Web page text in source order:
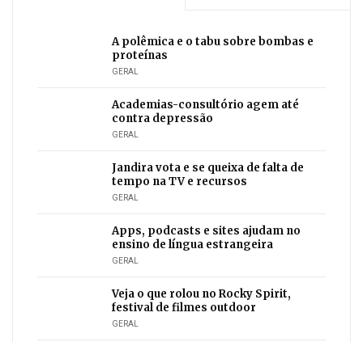
A polêmica e o tabu sobre bombas e
proteínas
GERAL
Academias-consultório agem até
contra depressão
GERAL
Jandira vota e se queixa de falta de
tempo na TV e recursos
GERAL
Apps, podcasts e sites ajudam no
ensino de língua estrangeira
GERAL
Veja o que rolou no Rocky Spirit,
festival de filmes outdoor
GERAL